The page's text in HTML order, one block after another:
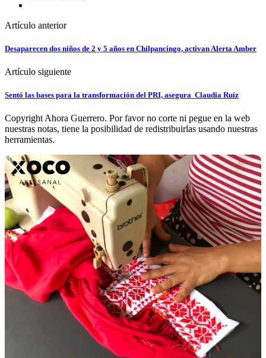
Artículo anterior
Desaparecen dos niños de 2 y 5 años en Chilpancingo, activan Alerta Amber
Artículo siguiente
Sentó las bases para la transformación del PRI, asegura Claudia Ruiz
Copyright Ahora Guerrero. Por favor no corte ni pegue en la web
nuestras notas, tiene la posibilidad de redistribuirlas usando nuestras
herramientas.